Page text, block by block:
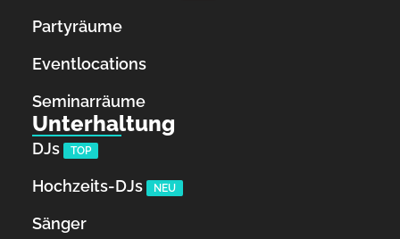
Partyräume
Eventlocations
Seminarräume
Unterhaltung
DJs TOP
Hochzeits-DJs NEU
Sänger